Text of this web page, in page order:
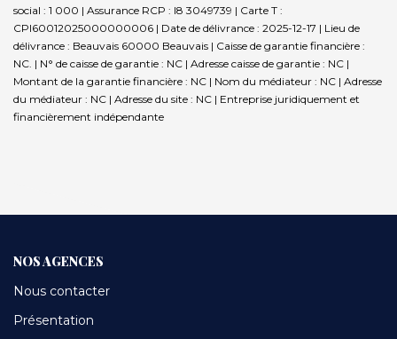
social : 1 000 | Assurance RCP : I8 3049739 | Carte T :
CPI60012025000000006 | Date de délivrance : 2025-12-17 | Lieu de
délivrance : Beauvais 60000 Beauvais | Caisse de garantie financière :
NC. | N° de caisse de garantie : NC | Adresse caisse de garantie : NC |
Montant de la garantie financière : NC | Nom du médiateur : NC | Adresse
du médiateur : NC | Adresse du site : NC | Entreprise juridiquement et
financièrement indépendante
NOS AGENCES
Nous contacter
Présentation